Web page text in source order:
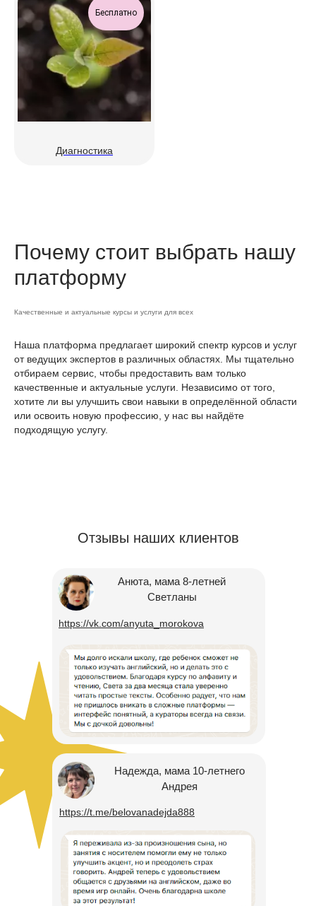
Бесплатно
Диагностика
Почему стоит выбрать нашу
платформу
Качественные и актуальные курсы и услуги для всех
Наша платформа предлагает широкий спектр курсов и услуг
от ведущих экспертов в различных областях. Мы тщательно
отбираем сервис, чтобы предоставить вам только
качественные и актуальные услуги. Независимо от того,
хотите ли вы улучшить свои навыки в определённой области
или освоить новую профессию, у нас вы найдёте
подходящую услугу.
Отзывы наших клиентов
Анюта, мама 8-летней
Светланы
Надежда, мама 10-летнего
Андрея
https://vk.com/anyuta_morokova
https://t.me/belovanadejda888